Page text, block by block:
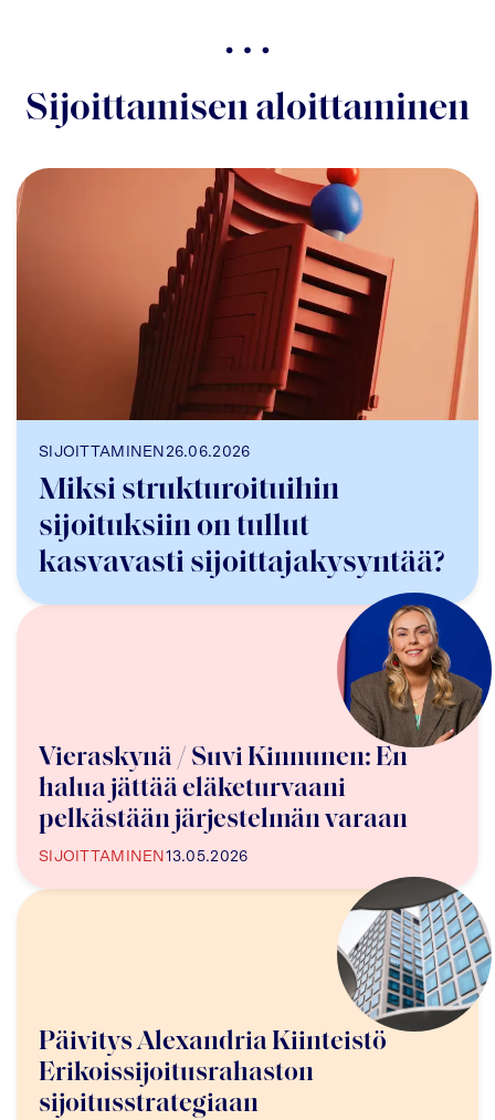
Sijoittamisen aloittaminen
SIJOITTAMINEN 26.06.2026
Miksi strukturoituihin
sijoituksiin on tullut
kasvavasti sijoittajakysyntää?
Vieraskynä / Suvi Kinnunen: En
halua jättää eläketurvaani
pelkästään järjestelmän varaan
SIJOITTAMINEN 13.05.2026
Päivitys Alexandria Kiinteistö
Erikoissijoitusrahaston
sijoitusstrategiaan